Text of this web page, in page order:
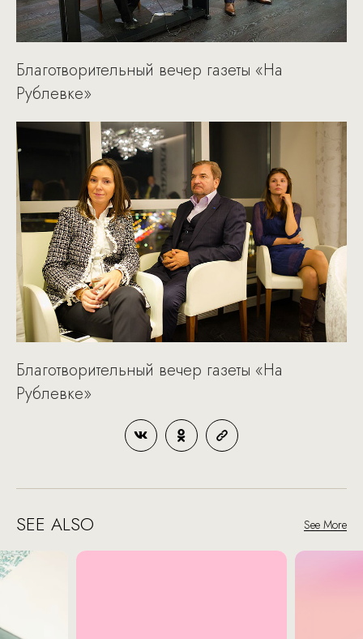
Благотворительный вечер газеты «На
Рублевке»
Благотворительный вечер газеты «На
Рублевке»
SEE ALSO See More